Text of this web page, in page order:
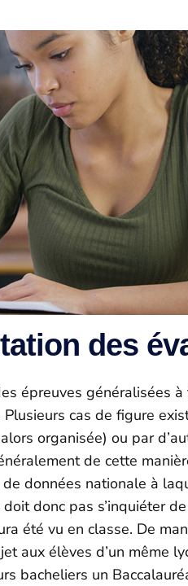
des
épreuves généralisées
cas de figure
organisée) ou par
de cette
données nationale à
donc pas s’inquiéter
été vu en classe. De
aux élèves d’un même
bacheliers un